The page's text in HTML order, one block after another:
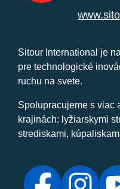
Sitour International je
pre technologické
ruchu na svete.
Spolupracujeme s viac
krajinách: lyžiarskymi
strediskami,